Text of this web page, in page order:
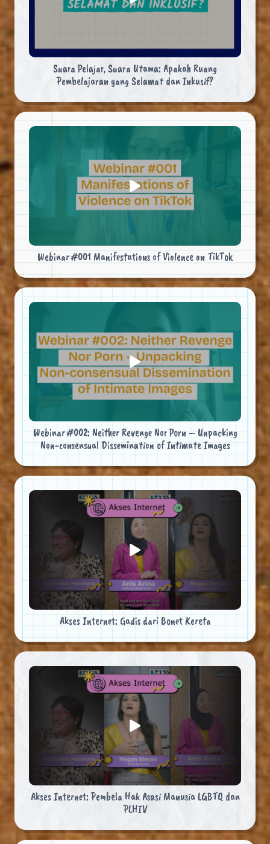
Suara Pelajar, Suara Utama: Apakah Ruang
Pembelajaran yang Selamat dan Inkusif?
Webinar #001 Manifestations of Violence on TikTok
Webinar #002: Neither Revenge Nor Porn – Unpacking
Non-consensual Dissemination of Intimate Images
Akses Internet: Gadis dari Bonet Kereta
Akses Internet: Pembela Hak Asasi Manusia LGBTQ dan
PLHIV